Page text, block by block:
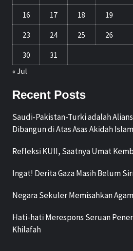
16 17 18 19
23 24 25 26
30
31
« Jul
Recent Posts
Saudi-Pakistan-Turki adalah
Dibangun di Atas Asas Akidah Islam
Refleksi KUII, Saatnya Umat
Ingat! Derita Gaza Masih Belum
Negara Sekuler Memisahkan
Hati-hati Merespons Seruan
Khilafah